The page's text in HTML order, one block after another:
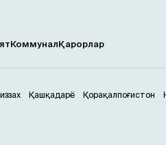
КоммуналҚарорлар
Қашқадарё Қорақалпоғистон